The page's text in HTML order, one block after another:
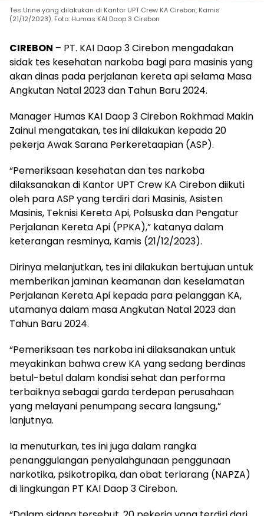
Tes Urine yang dilakukan di Kantor UPT Crew KA Cirebon, Kamis
(21/12/2023). Foto: Humas KAI Daop 3 Cirebon
CIREBON – PT. KAI Daop 3 Cirebon mengadakan
sidak tes kesehatan narkoba bagi para masinis yang
akan dinas pada perjalanan kereta api selama Masa
Angkutan Natal 2023 dan Tahun Baru 2024.
Manager Humas KAI Daop 3 Cirebon Rokhmad Makin
Zainul mengatakan, tes ini dilakukan kepada 20
pekerja Awak Sarana Perkeretaapian (ASP).
“Pemeriksaan kesehatan dan tes narkoba
dilaksanakan di Kantor UPT Crew KA Cirebon diikuti
oleh para ASP yang terdiri dari Masinis, Asisten
Masinis, Teknisi Kereta Api, Polsuska dan Pengatur
Perjalanan Kereta Api (PPKA),” katanya dalam
keterangan resminya, Kamis (21/12/2023).
Dirinya melanjutkan, tes ini dilakukan bertujuan untuk
memberikan jaminan keamanan dan keselamatan
Perjalanan Kereta Api kepada para pelanggan KA,
utamanya dalam masa Angkutan Natal 2023 dan
Tahun Baru 2024.
“Pemeriksaan tes narkoba ini dilaksanakan untuk
meyakinkan bahwa crew KA yang sedang berdinas
betul-betul dalam kondisi sehat dan performa
terbaiknya sebagai garda terdepan perusahaan
yang melayani penumpang secara langsung,”
lanjutnya.
Ia menuturkan, tes ini juga dalam rangka
penanggulangan penyalahgunaan penggunaan
narkotika, psikotropika, dan obat terlarang (NAPZA)
di lingkungan PT KAI Daop 3 Cirebon.